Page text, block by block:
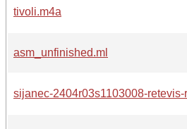
tivoli.m4a
asm_unfinished.ml
sijanec-2404r03s1103008-retevis-